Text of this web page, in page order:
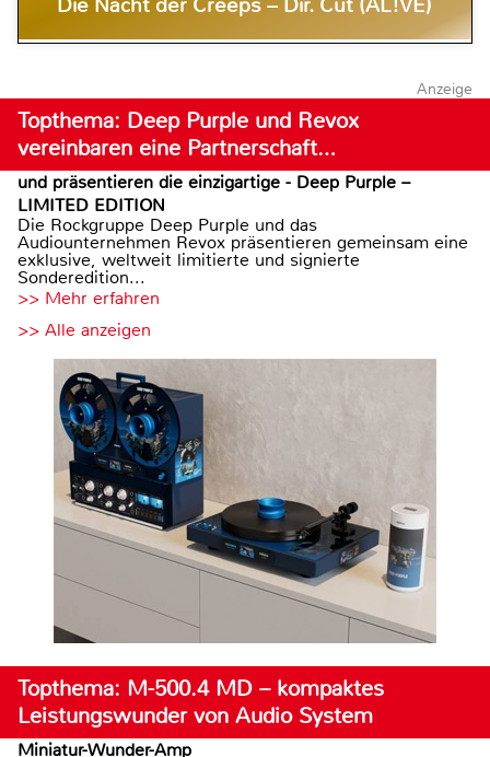
Die Nacht der Creeps – Dir. Cut (AL!VE)
Anzeige
Topthema: Deep Purple und Revox
vereinbaren eine Partnerschaft…
und präsentieren die einzigartige - Deep Purple –
LIMITED EDITION
Die Rockgruppe Deep Purple und das
Audiounternehmen Revox präsentieren gemeinsam eine
exklusive, weltweit limitierte und signierte
Sonderedition...
>> Mehr erfahren
>> Alle anzeigen
Topthema: M-500.4 MD – kompaktes
Leistungswunder von Audio System
Miniatur-Wunder-Amp